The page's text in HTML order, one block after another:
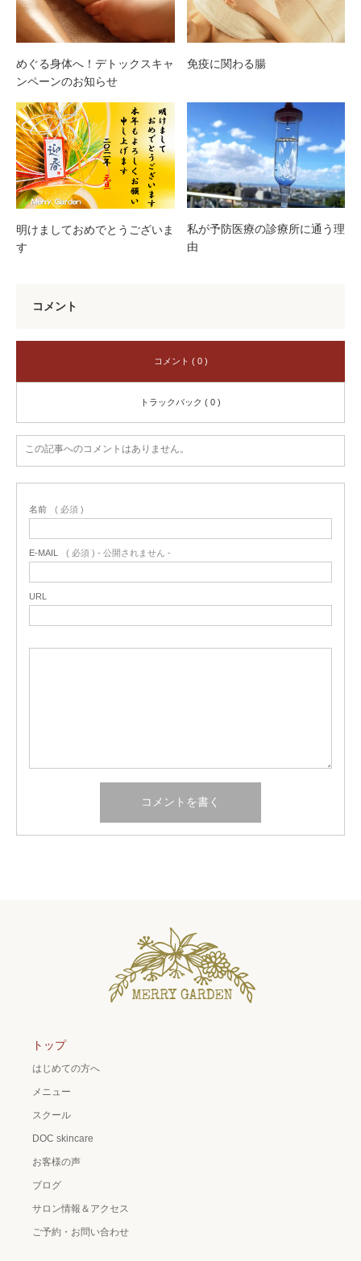
めぐる身体へ！デトックスキャ
ンペーンのお知らせ
免疫に関わる腸
明けましておめでとうございま
す
私が予防医療の診療所に通う理
由
コメント
コメント ( 0 )
トラックバック ( 0 )
この記事へのコメントはありません。
名前 ( 必須 )
E-MAIL ( 必須 ) - 公開されません -
URL
トップ
はじめての方へ
メニュー
スクール
DOC skincare
お客様の声
ブログ
サロン情報＆アクセス
ご予約・お問い合わせ